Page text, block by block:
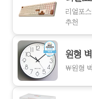
리얼포
추천
원형
\원형